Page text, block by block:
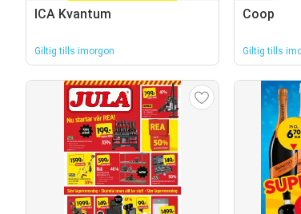
ICA Kvantum
Giltig tills imorgon
Coop
Giltig tills